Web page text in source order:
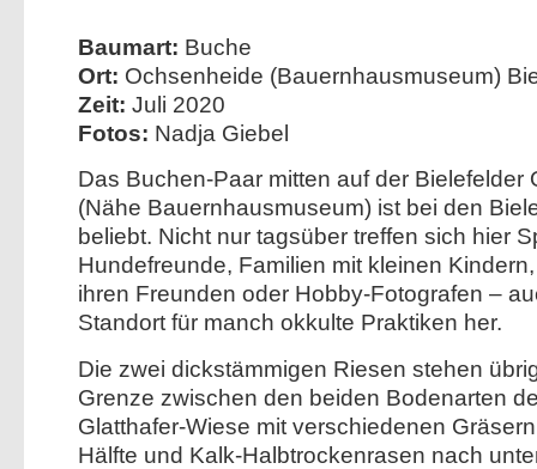
Baumart: Buche
Ort: Ochsenheide (Bauernhausmuseum)
Zeit: Juli 2020
Fotos: Nadja Giebel
Das Buchen-Paar mitten auf der Bielefelder
(Nähe Bauernhausmuseum) ist bei den
beliebt. Nicht nur tagsüber treffen sich hier
Hundefreunde, Familien mit kleinen
ihren Freunden oder Hobby-Fotografen –
Standort für manch okkulte Praktiken her.
Die zwei dickstämmigen Riesen stehen
Grenze zwischen den beiden Bodenarten
Glatthafer-Wiese mit verschiedenen
Hälfte und Kalk-Halbtrockenrasen nach